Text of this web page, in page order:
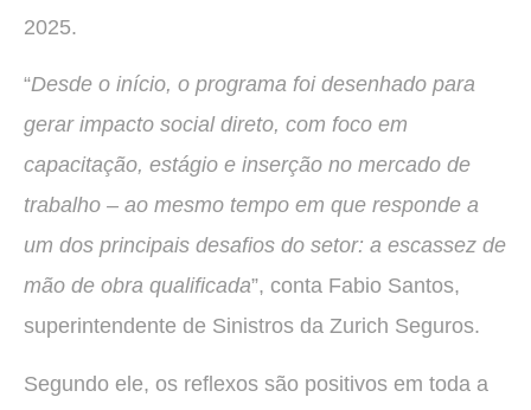
2025.
“Desde o início, o programa foi desenhado para
gerar impacto social direto, com foco em
capacitação, estágio e inserção no mercado de
trabalho – ao mesmo tempo em que responde a
um dos principais desafios do setor: a escassez de
mão de obra qualificada”, conta Fabio Santos,
superintendente de Sinistros da Zurich Seguros.
Segundo ele, os reflexos são positivos em toda a